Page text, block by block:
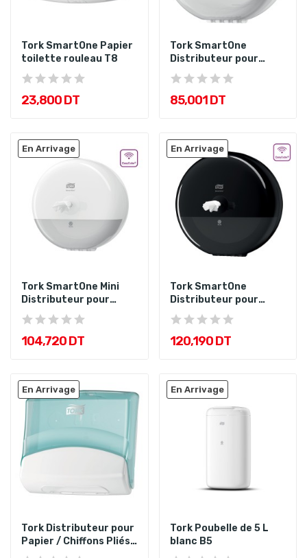
Tork SmartOne Papier
toilette rouleau T8
23,800 DT
Tork SmartOne
Distributeur pour
Papier toilette...
85,001 DT
En Arrivage
Tork SmartOne Mini
Distributeur pour
Papier...
104,720 DT
En Arrivage
Tork SmartOne
Distributeur pour
Papier toilette...
120,190 DT
En Arrivage
Tork Distributeur pour
Papier / Chiffons Pliés
T8
En Arrivage
Tork Poubelle de 5 L
blanc B5